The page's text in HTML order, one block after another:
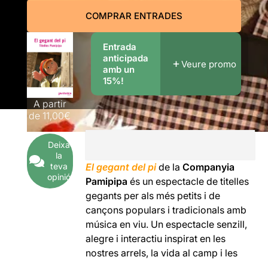
COMPRAR ENTRADES
A partir
de 11,00€
Deixa
la
teva
opinió
Entrada
anticipada
amb un
15%!
Veure promo
El gegant del pide laCompanyia
Pamipipa és un espectacle de titelles
gegants per als més petits i de
cançons populars i tradicionals amb
música en viu. Un espectacle senzill,
alegre i interactiu inspirat en les
nostres arrels, la vida al camp i les